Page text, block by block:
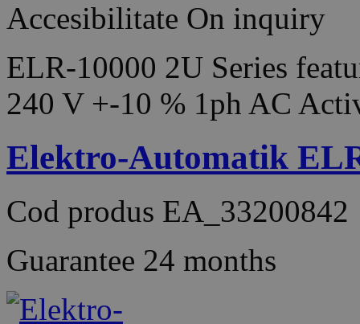
Accesibilitate On inquiry
ELR-10000 2U Series
240 V +-10 % 1ph AC
Elektro-Automatik
Cod produs EA_33200842
Guarantee 24 months